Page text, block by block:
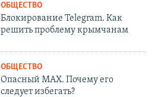
ОБЩЕСТВО
Блокирование Telegram. Как
решить проблему крымчанам
ОБЩЕСТВО
Опасный MAX. Почему его
следует избегать?